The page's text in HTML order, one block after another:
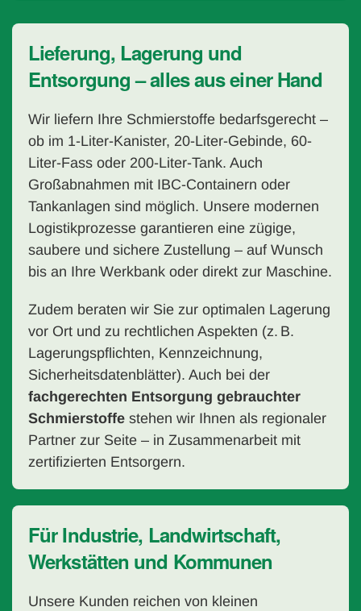
Lieferung, Lagerung und
Entsorgung – alles aus einer Hand
Wir liefern Ihre Schmierstoffe bedarfsgerecht –
ob im 1-Liter-Kanister, 20-Liter-Gebinde, 60-
Liter-Fass oder 200-Liter-Tank. Auch
Großabnahmen mit IBC-Containern oder
Tankanlagen sind möglich. Unsere modernen
Logistikprozesse garantieren eine zügige,
saubere und sichere Zustellung – auf Wunsch
bis an Ihre Werkbank oder direkt zur Maschine.
Zudem beraten wir Sie zur optimalen Lagerung
vor Ort und zu rechtlichen Aspekten (z. B.
Lagerungspflichten, Kennzeichnung,
Sicherheitsdatenblätter). Auch bei der
fachgerechten Entsorgung gebrauchter
Schmierstoffe stehen wir Ihnen als regionaler
Partner zur Seite – in Zusammenarbeit mit
zertifizierten Entsorgern.
Für Industrie, Landwirtschaft,
Werkstätten und Kommunen
Unsere Kunden reichen von kleinen